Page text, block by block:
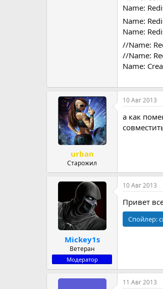
Name:
Name:
Name:
//Name:
//Name:
Name:
urban
Старожил
10 Авг 2013
а как
Mickey1s
Ветеран
Модератор
10 Авг 2013
Привет
Спойлер:
11 Авг 2013